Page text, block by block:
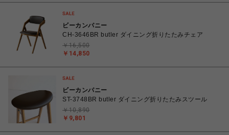
ビーカンパニー
CH-3646BR butler ダイニング折りたたみチェア
￥14,850
￥16,500
ビーカンパニー
ST-3748BR butler ダイニング折りたたみスツール
￥9,801
￥10,890